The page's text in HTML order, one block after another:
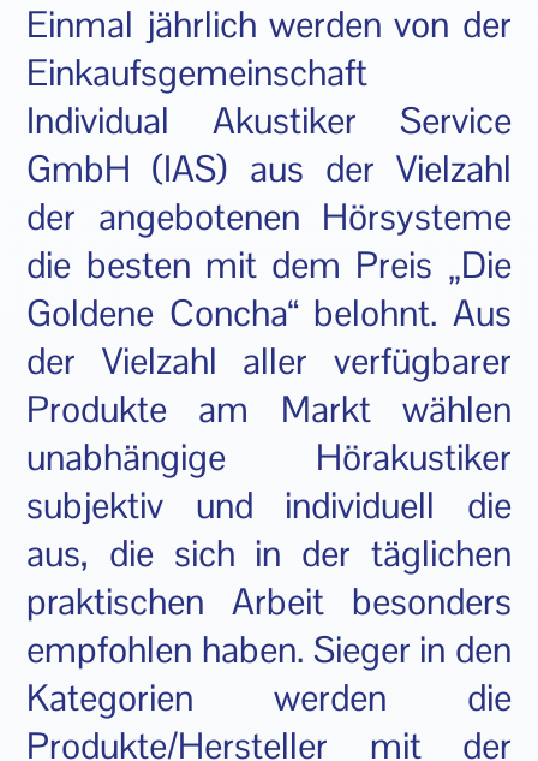
Einmal jährlich werden von der
Einkaufsgemeinschaft
Individual Akustiker Service
GmbH (IAS) aus der Vielzahl
der angebotenen Hörsysteme
die besten mit dem Preis „Die
Goldene Concha“ belohnt. Aus
der Vielzahl aller verfügbarer
Produkte am Markt wählen
unabhängige Hörakustiker
subjektiv und individuell die
aus, die sich in der täglichen
praktischen Arbeit besonders
empfohlen haben. Sieger in den
Kategorien werden die
Produkte/Hersteller mit der